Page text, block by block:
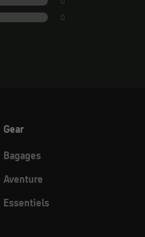
0
Gear
Bagages
Aventure
Essentiels